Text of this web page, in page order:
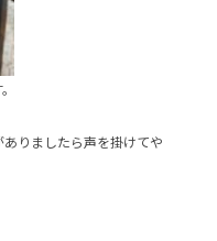
りましたら声を掛けてや